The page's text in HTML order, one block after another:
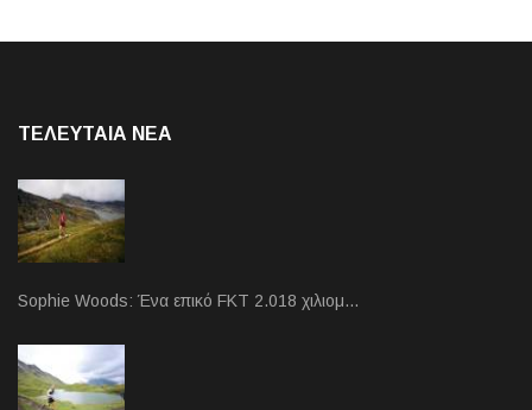
ΤΕΛΕΥΤΑΙΑ NEA
Sophie Woods: Ένα επικό FKT 2.018 χιλιομ…